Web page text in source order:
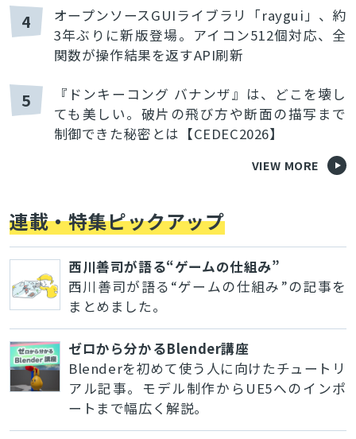
4
オープンソースGUIライブラリ「raygui」、約
3年ぶりに新版登場。アイコン512個対応、全
関数が操作結果を返すAPI刷新
5
『ドンキーコング バナンザ』は、どこを壊し
ても美しい。破片の飛び方や断面の描写まで
制御できた秘密とは【CEDEC2026】
VIEW MORE
連載・特集ピックアップ
西川善司が語る“ゲームの仕組み”
西川善司が語る“ゲームの仕組み”の記事を
まとめました。
ゼロから分かるBlender講座
Blenderを初めて使う人に向けたチュートリ
アル記事。モデル制作からUE5へのインポ
ートまで幅広く解説。